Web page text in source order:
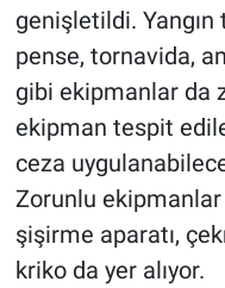
genişletildi. Yangın
pense, tornavida,
gibi ekipmanlar da
ekipman tespit
ceza
Zorunlu
şişirme aparatı,
kriko da yer alıyor.